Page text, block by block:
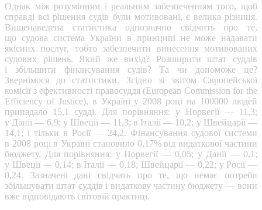
Однак між розумінням і реальним забезпеченням того, щоб
справді всі рішення судів були мотивовані, є велика різниця.
Вищенаведена статистика однозначно свідчить про те,
що судова система України в принципі не може надавати
якісних послуг, тобто забезпечити винесення мотивованих
судових рішень. Який же вихід? Розширити штат суддів
і збільшити фінансування судів? Та чи допоможе це?
Звернімося до статистики. Згідно зі звітом Європейської
комісії з ефективності правосуддя (European Commission for the
Efficiency of Justice), в Україні у 2008 році на 100000 людей
припадало 15,1 судді. Для порівняння: у Норвегії — 11,3;
у Данії — 6,9; у Швеції — 11,3; в Італії — 10,2; у Швейцарії —
14,1; і тільки в Росії — 24,2. Фінансування судової системи
в 2008 році в Україні становило 0,17% від видаткової частини
бюджету. Для порівняння: у Норвегії — 0,05; у Данії — 0,1;
у Швеції — 0,14; в Італії — 0,18; Швейцарії — 0,22; у Росії —
0,24. Зазначені дані свідчать про те, що немає потреби
збільшувати штат суддів і видаткову частину бюджету — вони
вже відповідають світовій практиці.